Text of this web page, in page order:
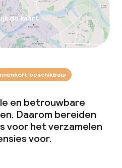
de kaart
beschikbaar
en betrouwbare
Daarom bereiden
voor het verzamelen
voor.